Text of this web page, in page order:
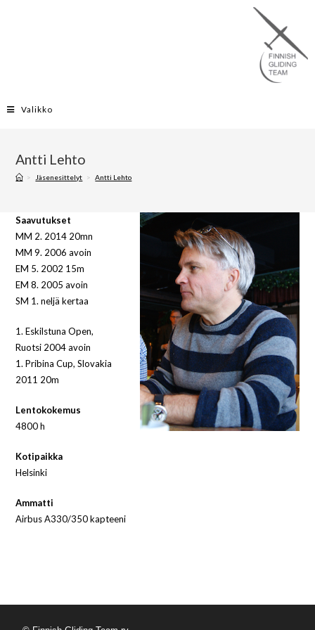
Valikko
Antti Lehto
> Jäsenesittelyt > Antti Lehto
Saavutukset
MM 2. 2014 20mn
MM 9. 2006 avoin
EM 5. 2002 15m
EM 8. 2005 avoin
SM 1. neljä kertaa
1.Eskilstuna Open,
Ruotsi 2004 avoin
1.Pribina Cup, Slovakia
2011 20m
Lentokokemus
4800 h
Kotipaikka
Helsinki
Ammatti
Airbus A330/350 kapteeni